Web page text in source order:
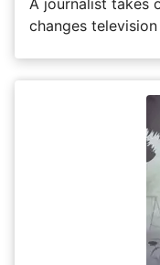
A journalist takes
changes